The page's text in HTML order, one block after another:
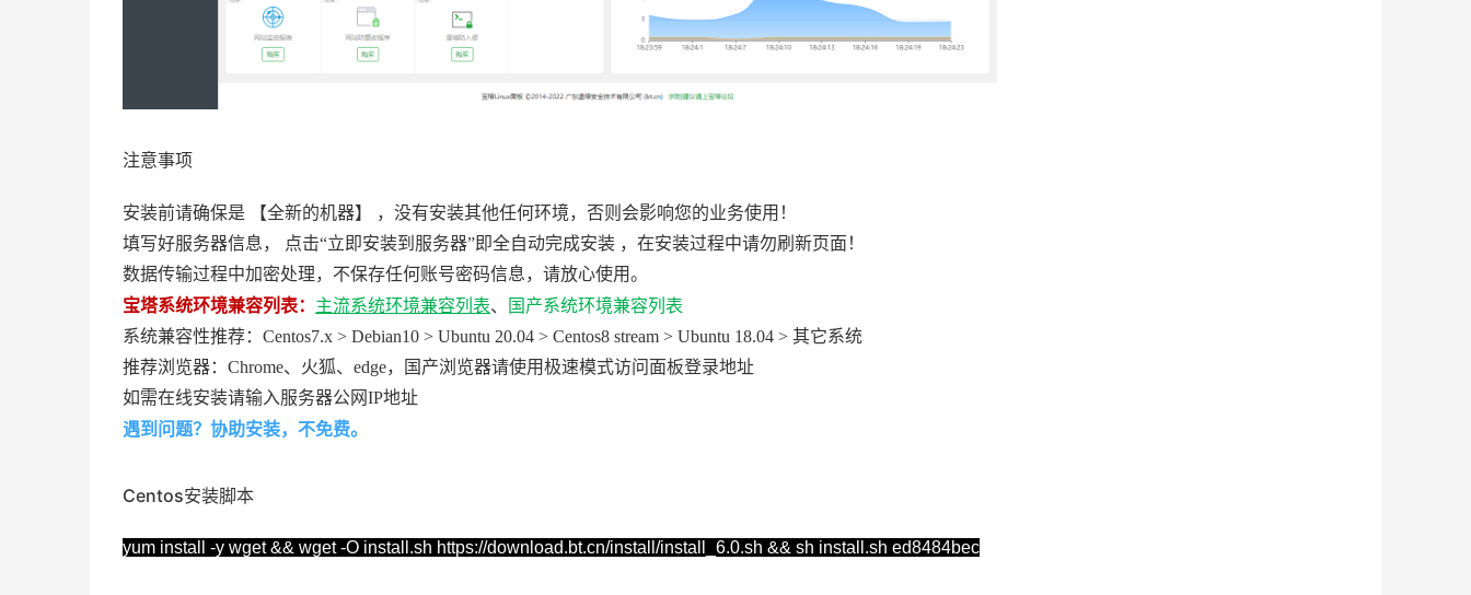
注意事项
安装前请确保是 【全新的机器】 ，没有安装其他任何环境，否则会影响您的业务使用！
填写好服务器信息， 点击“立即安装到服务器”即全自动完成安装 ，在安装过程中请勿刷新页面！
数据传输过程中加密处理，不保存任何账号密码信息，请放心使用。
宝塔系统环境兼容列表： 主流系统环境兼容列表、
国产系统环境兼容列表
系统兼容性推荐：Centos7.x > Debian10 > Ubuntu 20.04 > Centos8 stream > Ubuntu 18.04 > 其它系统
推荐浏览器：Chrome、火狐、edge，国产浏览器请使用极速模式访问面板登录地址
如需在线安装请输入服务器公网IP地址
遇到问题？协助安装，不免费。
Centos安装脚本
yum install -y wget && wget -O install.sh https://download.bt.cn/install/install_6.0.sh && sh install.sh ed8484bec